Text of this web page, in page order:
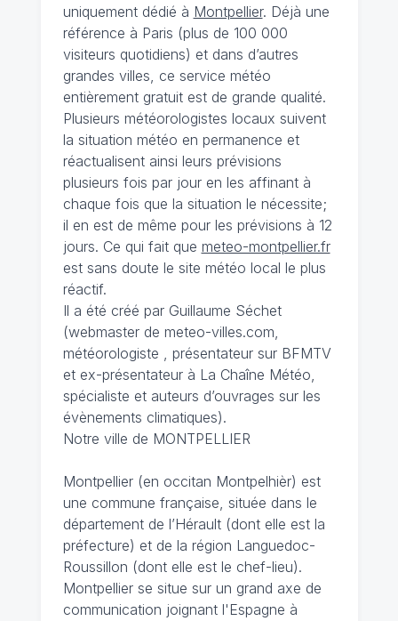
uniquement dédié à Montpellier. Déjà une
référence à Paris (plus de 100 000
visiteurs quotidiens) et dans d’autres
grandes villes, ce service météo
entièrement gratuit est de grande qualité.
Plusieurs météorologistes locaux suivent
la situation météo en permanence et
réactualisent ainsi leurs prévisions
plusieurs fois par jour en les affinant à
chaque fois que la situation le nécessite;
il en est de même pour les prévisions à 12
jours. Ce qui fait que meteo-montpellier.fr
est sans doute le site météo local le plus
réactif.
Il a été créé par Guillaume Séchet
(webmaster de meteo-villes.com,
météorologiste , présentateur sur BFMTV
et ex-présentateur à La Chaîne Météo,
spécialiste et auteurs d’ouvrages sur les
évènements climatiques).
Notre ville de MONTPELLIER
Montpellier (en occitan Montpelhièr) est
une commune française, située dans le
département de l’Hérault (dont elle est la
préfecture) et de la région Languedoc-
Roussillon (dont elle est le chef-lieu).
Montpellier se situe sur un grand axe de
communication joignant l'Espagne à